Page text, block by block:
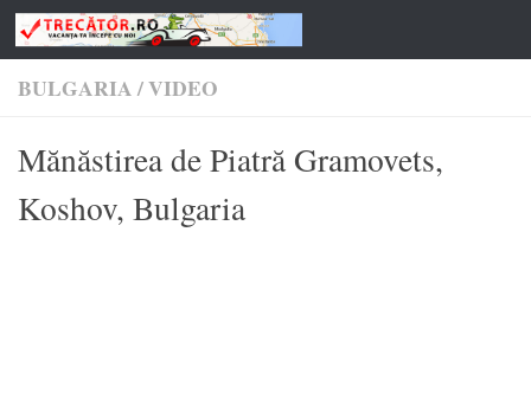
Skip to content
BULGARIA/VIDEO
Mănăstirea de Piatră Gramovets,
Koshov, Bulgaria